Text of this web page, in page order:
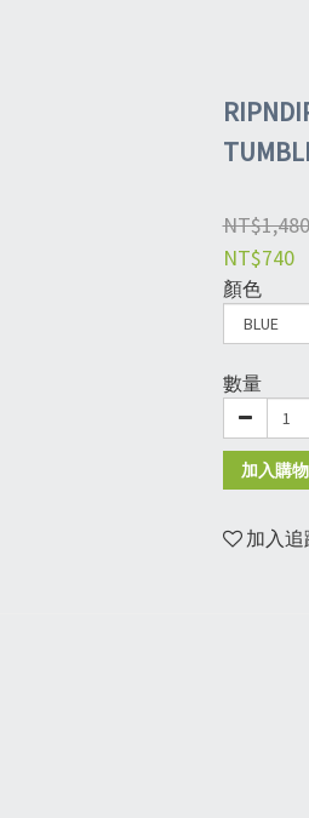
NT$1,480
NT$740
顏色
數量
加入購
加入